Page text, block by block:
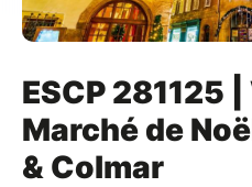
ESCP 281125
Marché de
& Colmar